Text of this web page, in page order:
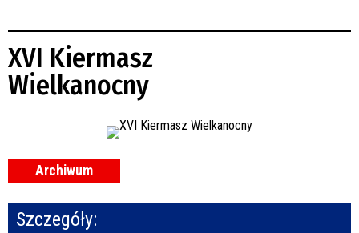
Kategoria
—
Organizator
XVI Kiermasz
Wielkanocny
Archiwum
Szczegóły: